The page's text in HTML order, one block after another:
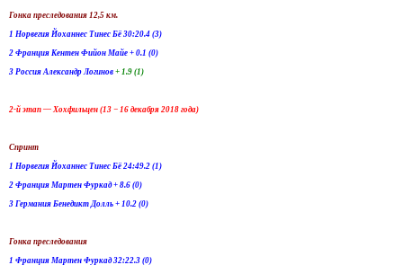
Гонка преследования 12,5 км.
1 Норвегия Йоханнес Тинес Бё 30:20.4 (3)
2 Франция Кентен Фийон Майе + 0.1 (0)
3 Россия Александр Логинов + 1.9 (1)
2-й этап — Хохфильцен (13 − 16 декабря 2018 года)
Спринт
1 Норвегия Йоханнес Тинес Бё 24:49.2 (1)
2 Франция Мартен Фуркад + 8.6 (0)
3 Германия Бенедикт Долль + 10.2 (0)
Гонка преследования
1 Франция Мартен Фуркад 32:22.3 (0)